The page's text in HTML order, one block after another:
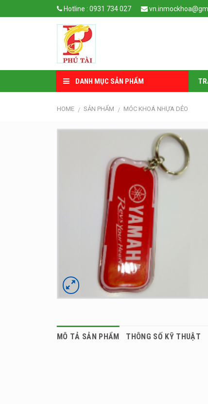
to
Hotline : 0931 734 027
DANH MỤC SẢN PHẨM
HOME / SẢN PHẨM / MÓC KHOÁ NHỰA DẺO
MÔ TẢ SẢN PHẨM THÔNG SỐ KỸ THUẬT